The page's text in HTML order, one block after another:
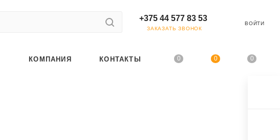
+375 44 577 83 53
ЗАКАЗАТЬ ЗВОНОК
ВОЙТИ
0 0 0
КОМПАНИЯ КОНТАКТЫ